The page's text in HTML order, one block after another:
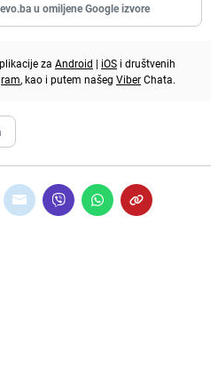
u omiljene Google izvore
za Android | iOS i društvenih
, kao i putem našeg ViberChata.